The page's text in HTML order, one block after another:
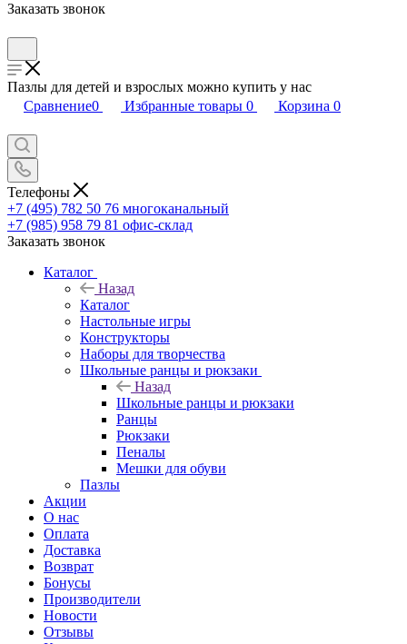
Заказать звонок
Пазлы для детей и взрослых можно купить у нас
Сравнение0 Избранные товары 0 Корзина 0
Телефоны
+7 (495) 782 50 76 многоканальный
+7 (985) 958 79 81 офис-склад
Заказать звонок
Каталог
Назад
Каталог
Настольные игры
Конструкторы
Наборы для творчества
Школьные ранцы и рюкзаки
Назад
Школьные ранцы и рюкзаки
Ранцы
Рюкзаки
Пеналы
Мешки для обуви
Пазлы
Акции
О нас
Оплата
Доставка
Возврат
Бонусы
Производители
Новости
Отзывы